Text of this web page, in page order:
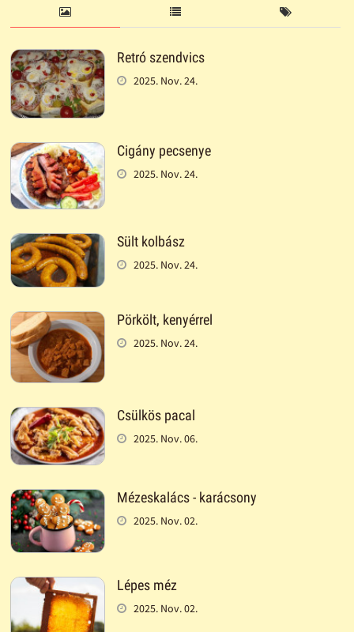
Retró szendvics
2025. Nov. 24.
Cigány pecsenye
2025. Nov. 24.
Sült kolbász
2025. Nov. 24.
Pörkölt, kenyérrel
2025. Nov. 24.
Csülkös pacal
2025. Nov. 06.
Mézeskalács - karácsony
2025. Nov. 02.
Lépes méz
2025. Nov. 02.